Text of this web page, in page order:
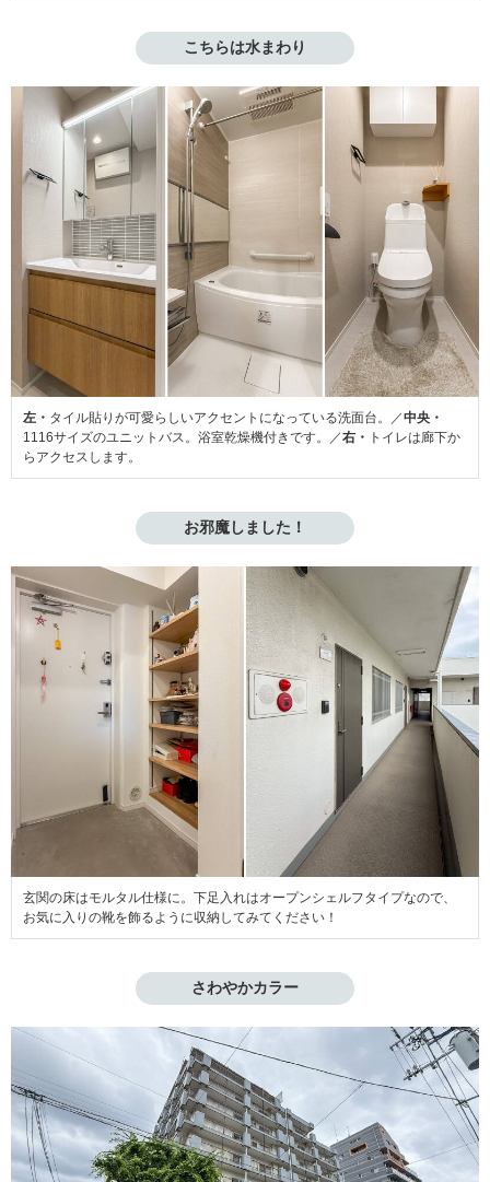
こちらは水まわり
左・ タイル貼りが可愛らしいアクセントになっている洗面台。／中央・
1116サイズのユニットバス。浴室乾燥機付きです。／右・ トイレは廊下か
らアクセスします。
お邪魔しました！
玄関の床はモルタル仕様に。下足入れはオープンシェルフタイプなので、
お気に入りの靴を飾るように収納してみてください！
さわやかカラー